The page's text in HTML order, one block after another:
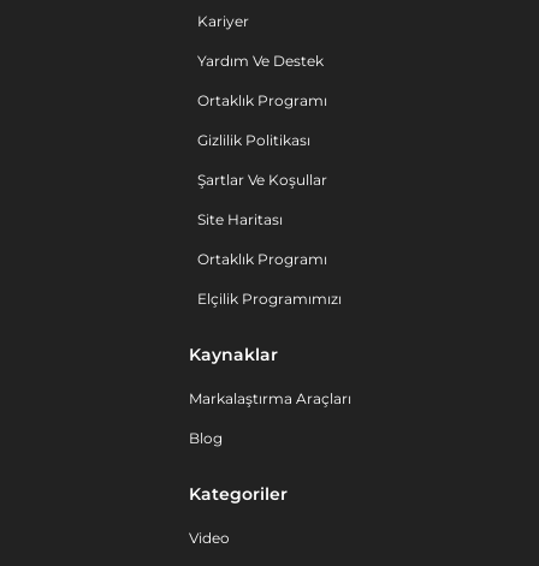
Kariyer
Yardım Ve Destek
Ortaklık Programı
Gizlilik Politikası
Şartlar Ve Koşullar
Site Haritası
Ortaklık Programı
Elçilik Programımızı
Kaynaklar
Markalaştırma Araçları
Blog
Kategoriler
Video